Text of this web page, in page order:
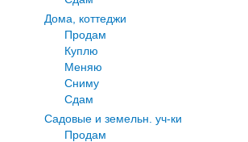
Дома, коттеджи
Продам
Куплю
Меняю
Сниму
Сдам
Садовые и земельн. уч-ки
Продам